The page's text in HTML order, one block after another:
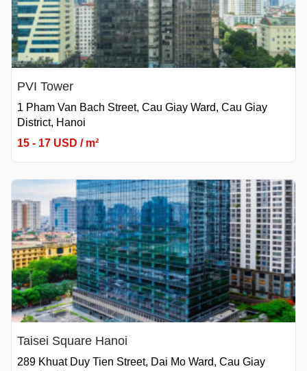
PVI Tower
1 Pham Van Bach Street, Cau Giay Ward, Cau Giay
District, Hanoi
15 - 17 USD / m²
Taisei Square Hanoi
289 Khuat Duy Tien Street, Dai Mo Ward, Cau Giay